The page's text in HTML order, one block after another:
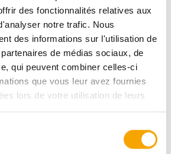
des fonctionnalités relatives aux
notre trafic. Nous
des informations sur l'utilisation de
de médias sociaux, de
qui peuvent combiner celles-ci
que vous leur avez fournies
lors de votre utilisation de leurs
43